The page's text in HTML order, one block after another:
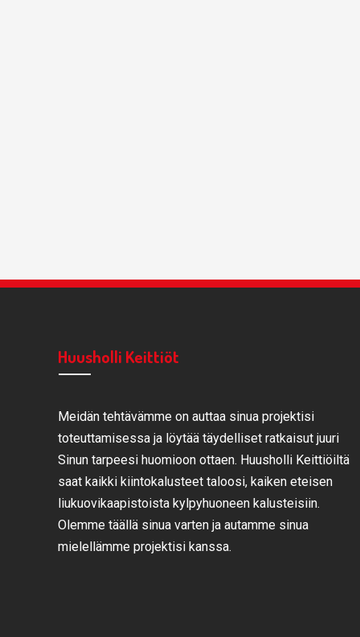
Huusholli Keittiöt
Meidän tehtävämme on auttaa sinua projektisi
toteuttamisessa ja löytää täydelliset ratkaisut juuri
Sinun tarpeesi huomioon ottaen. Huusholli Keittiöiltä
saat kaikki kiintokalusteet taloosi, kaiken eteisen
liukuovikaapistoista kylpyhuoneen kalusteisiin.
Olemme täällä sinua varten ja autamme sinua
mielellämme projektisi kanssa.